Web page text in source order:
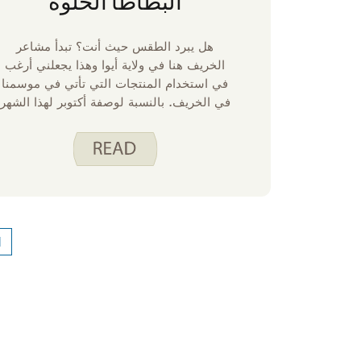
هل يبرد الطقس حيث أنت؟ تبدأ مشاعر
الخريف هنا في ولاية أيوا وهذا يجعلني أرغب
في استخدام المنتجات التي تأتي في موسمنا
في الخريف. بالنسبة لوصفة أكتوبر لهذا الشهر
الحلوة. على الرغم من أنه يمكننا الحصول
على البطاطا الحلوة من محل البقالة على